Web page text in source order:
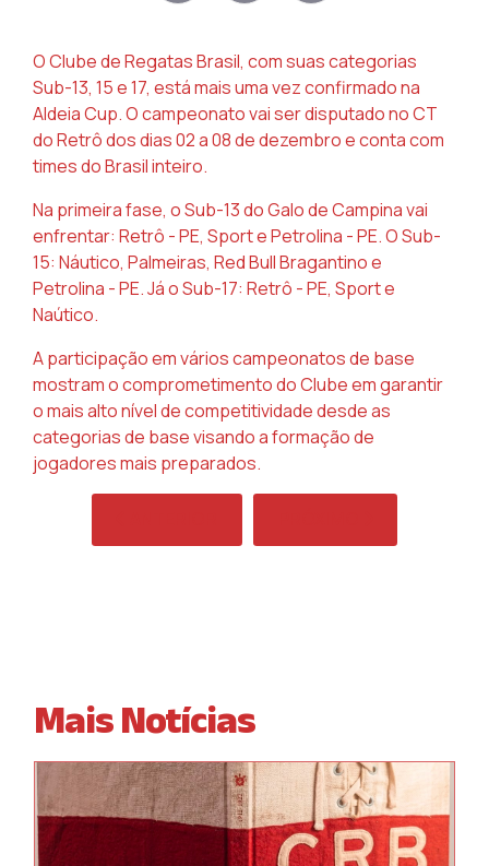
O Clube de Regatas Brasil, com suas categorias
Sub-13, 15 e 17, está mais uma vez confirmado na
Aldeia Cup. O campeonato vai ser disputado no CT
do Retrô dos dias 02 a 08 de dezembro e conta com
times do Brasil inteiro.
Na primeira fase, o Sub-13 do Galo de Campina vai
enfrentar: Retrô - PE, Sport e Petrolina - PE. O Sub-
15: Náutico, Palmeiras, Red Bull Bragantino e
Petrolina - PE. Já o Sub-17: Retrô - PE, Sport e
Naútico.
A participação em vários campeonatos de base
mostram o comprometimento do Clube em garantir
o mais alto nível de competitividade desde as
categorias de base visando a formação de
jogadores mais preparados.
Mais Notícias